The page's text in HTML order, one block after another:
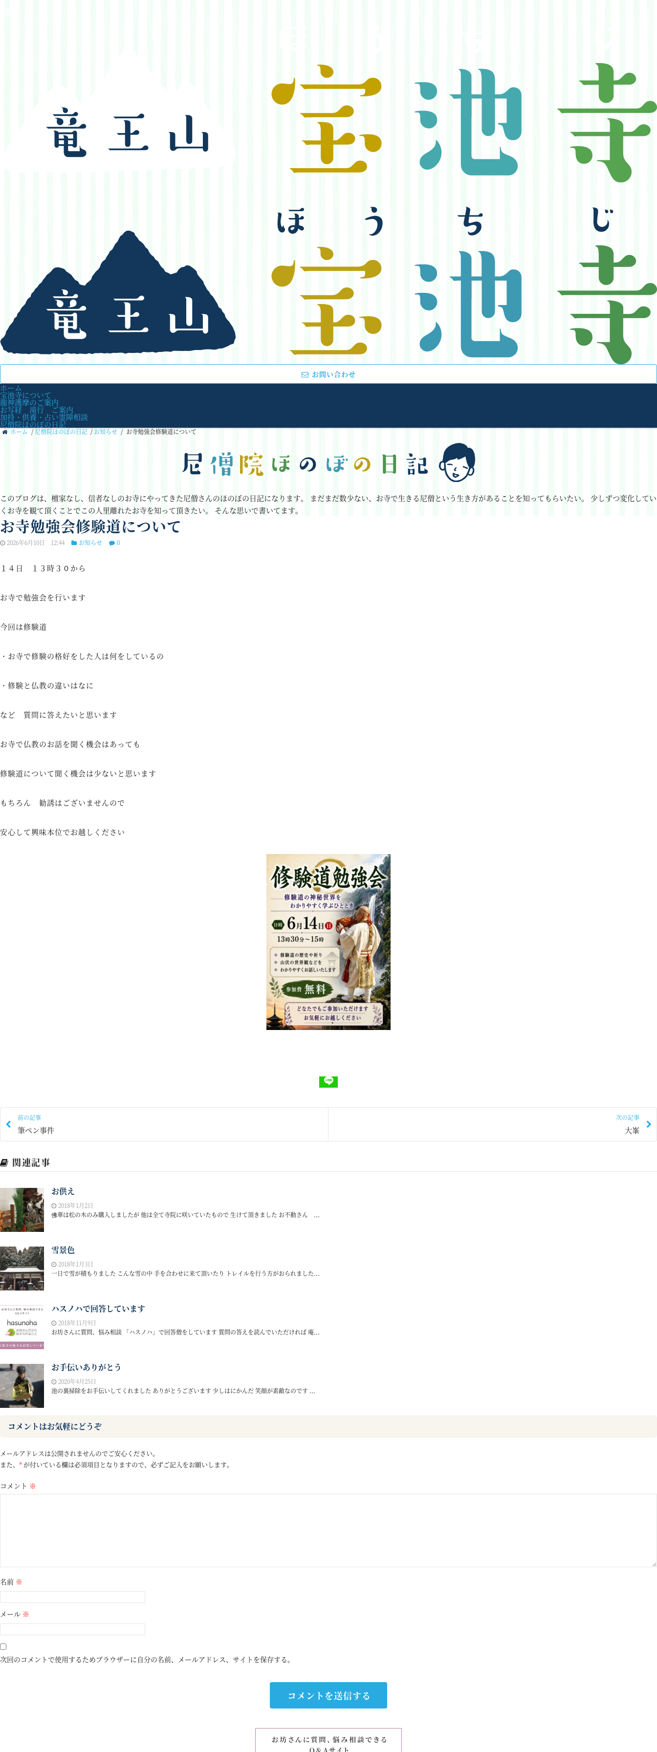
お問い合わせ
ホーム
宝池寺について
龍神護摩のご案内
お写経 滝行 ご案内
加持・供養・占い霊障相談
尼僧院ほのぼの日記
ホーム /尼僧院ほのぼの日記 /お知らせ / お寺勉強会修験道について
このブログは、檀家なし、信者なしのお寺にやってきた尼僧さんのほのぼの日記になります。 まだまだ数少ない、お寺で生きる尼僧という生き方があることを知ってもらいたい。
少しずつ変化してい
くお寺を観て頂くことでこの人里離れたお寺を知って頂きたい。 そんな思いで書いてます。
お寺勉強会修験道について
2026年6月10日 12:44 お知らせ 0
１４日 １３時３０から
お寺で勉強会を行います
今回は修験道
・お寺で修験の格好をした人は何をしているの
・修験と仏教の違いはなに
など 質問に答えたいと思います
お寺で仏教のお話を聞く機会はあっても
修験道について聞く機会は少ないと思います
もちろん 勧誘はございませんので
安心して興味本位でお越しください
前の記事
筆ペン事件
次の記事
大峯
関連記事
お供え
2018年1月2日
佛華は松の木のみ購入しましたが 他は全て寺院に咲いていたもので 生けて頂きました お不動さん ...
雪景色
2018年1月3日
一日で雪が積もりました こんな雪の中 手を合わせに来て頂いたり トレイルを行う方がおられました...
ハスノハで回答しています
2018年11月9日
お坊さんに質問、悩み相談 「ハスノハ」で回答僧をしています 質問の答えを読んでいただければ 庵...
お手伝いありがとう
2020年4月25日
池の裏掃除をお手伝いしてくれました ありがとうございます 少しはにかんだ 笑顔が素敵なのです ...
コメントはお気軽にどうぞ
メールアドレスは公開されませんのでご安心ください。
また、 * が付いている欄は必須項目となりますので、必ずご記入をお願いします。
コメント ※
名前 ※
メール ※
次回のコメントで使用するためブラウザーに自分の名前、メールアドレス、サイトを保存する。